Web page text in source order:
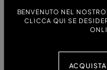
BENVENUTO NEL
CLICCA QUI SE
Customer Care